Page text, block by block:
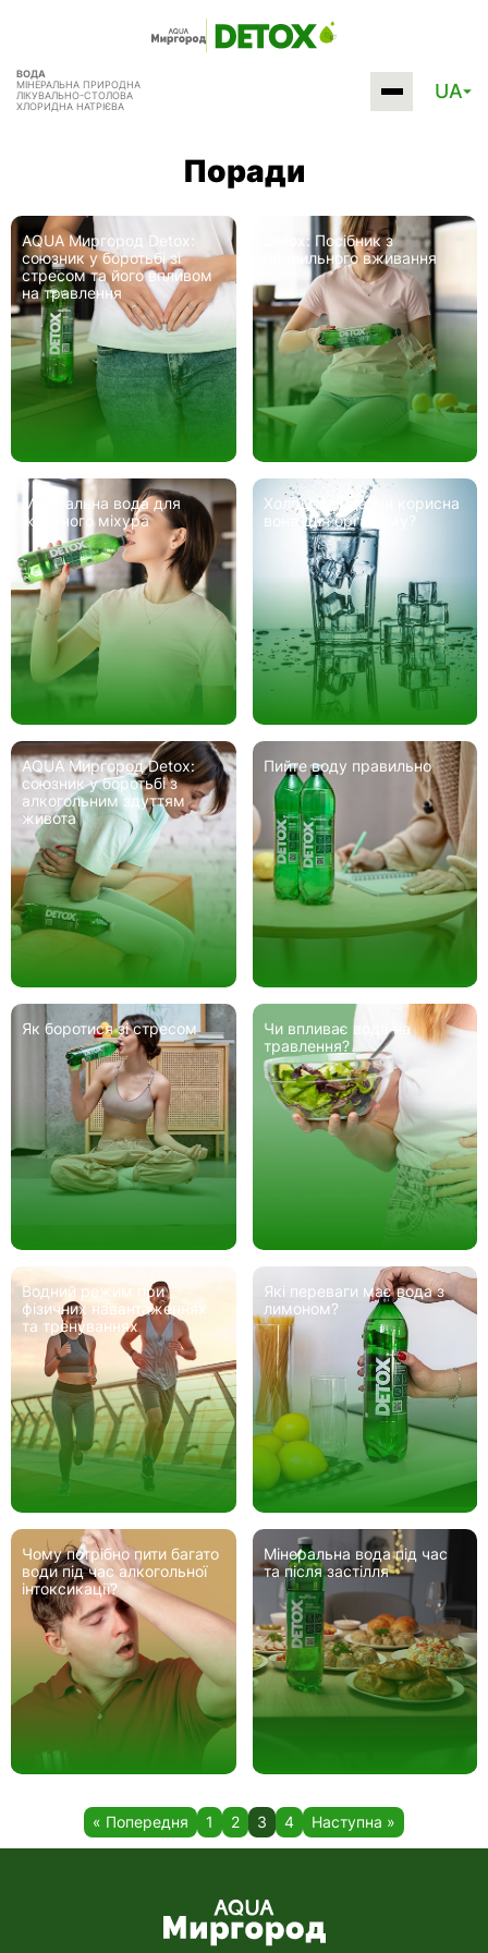
ВОДА
МІНЕРАЛЬНА ПРИРОДНА
ЛІКУВАЛЬНО-СТОЛОВА
ХЛОРИДНА НАТРІЄВА
UA
Поради
AQUA Миргород Detox:
союзник у боротьбі зі
стресом та його впливом
на травлення
Detox: Посібник з
правильного вживання
Мінеральна вода для
жовчного міхура
Холодна вода: чи корисна
вона для організму?
AQUA Миргород Detox:
союзник у боротьбі з
алкогольним здуттям
живота
Пийте воду правильно
Як боротися зі стресом
Чи впливає вода на
травлення?
Водний режим при
фізичних навантаженнях
та тренуваннях
Які переваги має вода з
лимоном?
Чому потрібно пити багато
води під час алкогольної
інтоксикації?
Мінеральна вода під час
та після застілля
« Попередня 1 2 3 4 Наступна »